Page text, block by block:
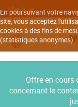
En poursuivant votre
site, vous acceptez
cookies à des fins de
(statistiques anonymes).
Aller à
Offre en
concernant le